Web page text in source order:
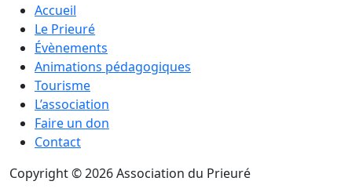
Accueil
Le Prieuré
Évènements
Animations pédagogiques
Tourisme
L’association
Faire un don
Contact
Copyright © 2026 Association du Prieuré